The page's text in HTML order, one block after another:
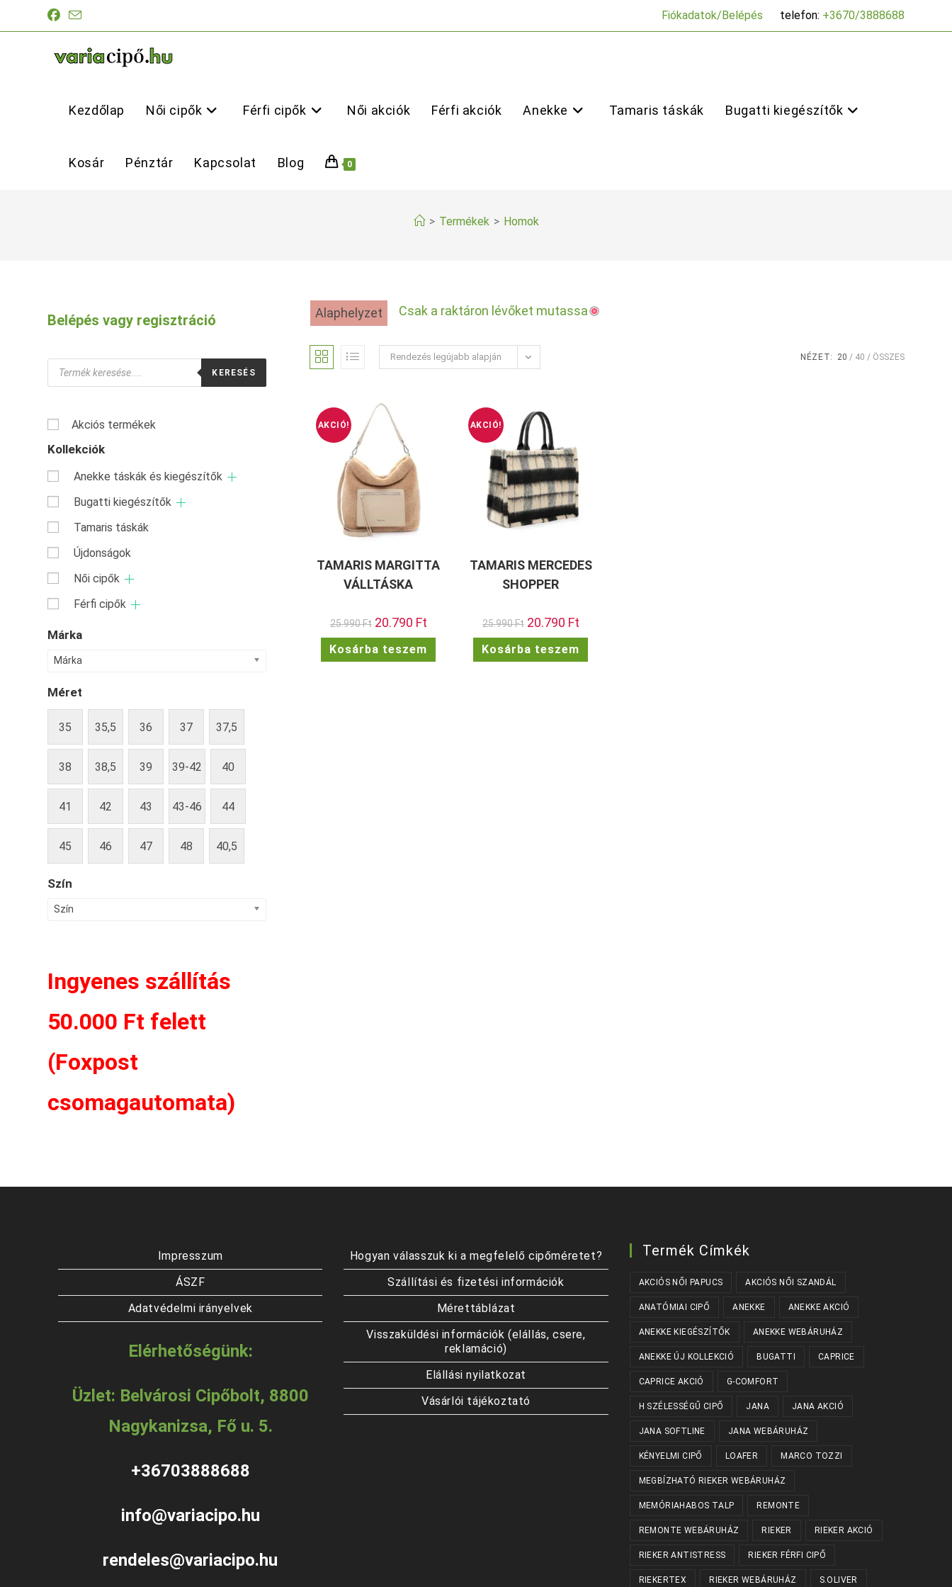
Fiókadatok/Belépés telefon: +3670/3888688
Kezdőlap Női cipők Férfi cipők Női akciók Férfi akciók Anekke Tamaris táskák Bugatti kiegészítők
Kosár Pénztár Kapcsolat Blog 0
> Termékek > Homok
Belépés vagy regisztráció
Products
search
KERESÉS
Akciós termékek
Kollekciók
Anekke táskák és kiegészítők
Bugatti kiegészítők
Tamaris táskák
Újdonságok
Női cipők
Férfi cipők
Márka
Márka
Méret
35 35,5 36 37 37,5
38 38,5 39 39-42 40
41 42 43 43-46 44
45 46 47 48 40,5
Szín
Szín
Ingyenes szállítás
50.000 Ft felett
(Foxpost
csomagautomata)
Alaphelyzet Csak a raktáron lévőket mutassa
Rendezés legújabb alapján NÉZET: 20 40 ÖSSZES
AKCIÓ!
TAMARIS MARGITTA
VÁLLTÁSKA
25.990Ft Original
price
was:
25.990 Ft.
20.790 FtCurrent
price
is:
20.790 Ft.
Kosárba teszem
AKCIÓ!
TAMARIS MERCEDES
SHOPPER
25.990Ft Original
price
was:
25.990 Ft.
20.790 FtCurrent
price
is:
20.790 Ft.
Kosárba teszem
Impresszum
ÁSZF
Adatvédelmi irányelvek
Elérhetőségünk:
Üzlet: Belvárosi Cipőbolt, 8800
Nagykanizsa, Fő u. 5.
+36703888688
info@variacipo.hu
rendeles@variacipo.hu
Hogyan válasszuk ki a megfelelő cipőméretet?
Szállítási és fizetési információk
Mérettáblázat
Visszaküldési információk (elállás, csere,
reklamáció)
Elállási nyilatkozat
Vásárlói tájékoztató
Termék Címkék
AKCIÓS NŐI PAPUCS AKCIÓS NŐI SZANDÁL
ANATÓMIAI CIPŐ ANEKKE ANEKKE AKCIÓ
ANEKKE KIEGÉSZÍTŐK ANEKKE WEBÁRUHÁZ
ANEKKE ÚJ KOLLEKCIÓ BUGATTI CAPRICE
CAPRICE AKCIÓ G-COMFORT
H SZÉLESSÉGŰ CIPŐ JANA JANA AKCIÓ
JANA SOFTLINE JANA WEBÁRUHÁZ
KÉNYELMI CIPŐ LOAFER MARCO TOZZI
MEGBÍZHATÓ RIEKER WEBÁRUHÁZ
MEMÓRIAHABOS TALP REMONTE
REMONTE WEBÁRUHÁZ RIEKER RIEKER AKCIÓ
RIEKER ANTISTRESS RIEKER FÉRFI CIPŐ
RIEKERTEX RIEKER WEBÁRUHÁZ S.OLIVER